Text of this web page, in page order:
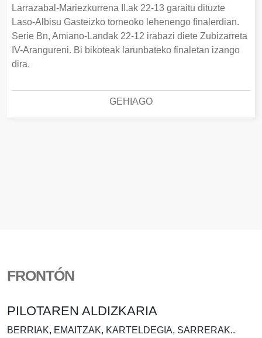
Larrazabal-Mariezkurrena II.ak 22-13 garaitu dituzte
Laso-Albisu Gasteizko torneoko lehenengo finalerdian.
Serie Bn, Amiano-Landak 22-12 irabazi diete Zubizarreta
IV-Arangureni. Bi bikoteak larunbateko finaletan izango
dira.
GEHIAGO
FRONTÓN
PILOTAREN ALDIZKARIA
BERRIAK, EMAITZAK, KARTELDEGIA, SARRERAK..